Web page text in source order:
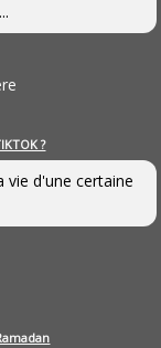
?
vie d'une certaine